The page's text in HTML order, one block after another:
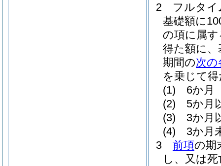
2
フルタイ
基礎額に
の項に属
得た額に
期間の次の
を乗じて
(1)
6か月
(2)
5か月
(3)
3か月
(4)
3か月
3
前項の期
し、又は